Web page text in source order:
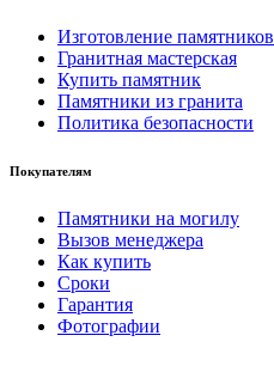
Изготовление памятников
Гранитная мастерская
Купить памятник
Памятники из гранита
Политика безопасности
Покупателям
Памятники на могилу
Вызов менеджера
Как купить
Сроки
Гарантия
Фотографии